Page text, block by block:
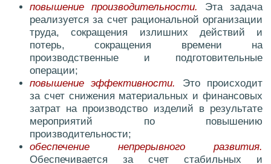
повышение производительности.
Эта задача
реализуется за счет рациональной организации
труда, сокращения излишних действий и
потерь, сокращения времени на
производственные и подготовительные
операции;
повышение эффективности.
Это происходит
за счет снижения материальных и финансовых
затрат на производство изделий в результате
мероприятий по повышению
производительности;
обеспечение непрерывного развития.
Обеспечивается за счет стабильных и